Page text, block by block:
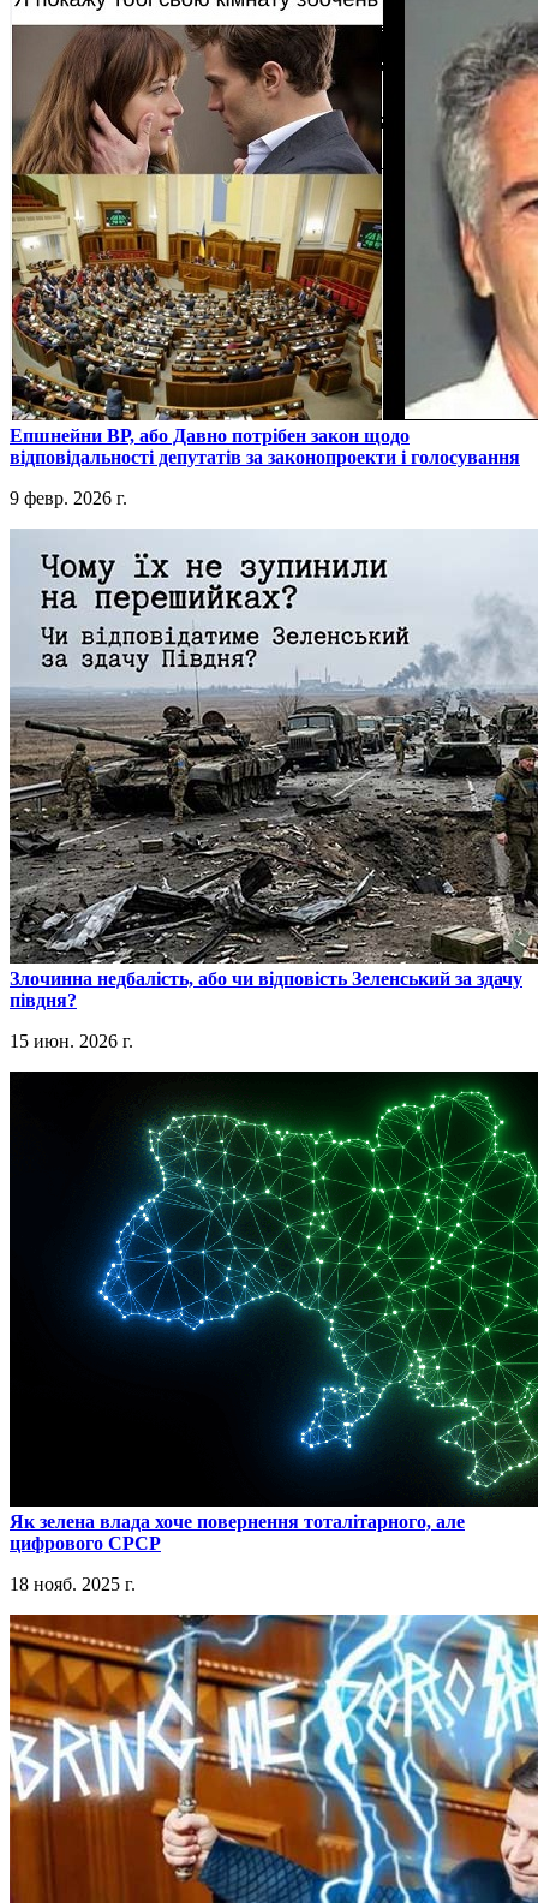
​Епшнейни ВР, або Давно потрібен закон щодо
відповідальності депутатів за законопроекти і голосування
9 февр. 2026 г.
​Злочинна недбалість, або чи відповість Зеленський за здачу
півдня?
15 июн. 2026 г.
​Як зелена влада хоче повернення тоталітарного, але
цифрового СРСР
18 нояб. 2025 г.